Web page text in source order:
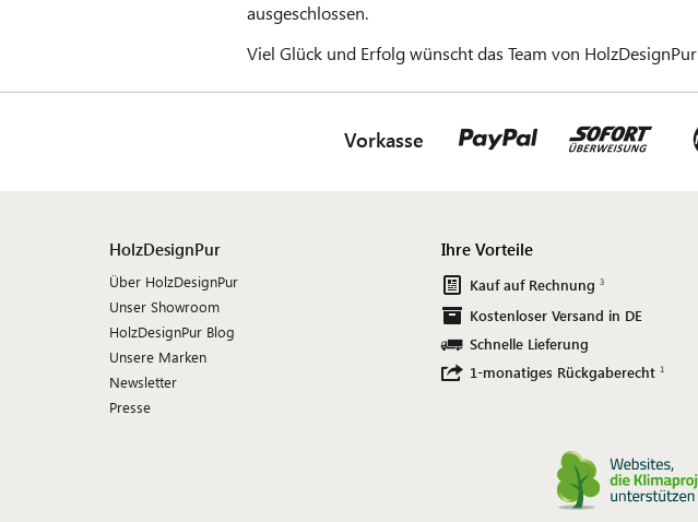
ausgeschlossen.
Viel Glück und Erfolg wünscht das Team von HolzDesignPur
Vorkasse
HolzDesignPur
Über HolzDesignPur
Unser Showroom
HolzDesignPur Blog
Unsere Marken
Newsletter
Presse
Ihre Vorteile
Kauf auf Rechnung
Kostenloser Versand in DE
Schnelle Lieferung
1-monatiges Rückgaberecht